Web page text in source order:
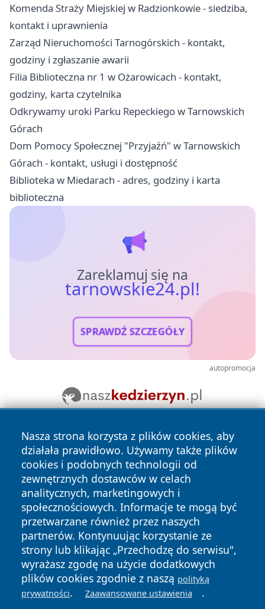
Komenda Straży Miejskiej w Radzionkowie - siedziba,
kontakt i uprawnienia
Zarząd Nieruchomości Tarnogórskich - kontakt,
godziny i zgłaszanie awarii
Filia Biblioteczna nr 1 w Ożarowicach - kontakt,
godziny, karta czytelnika
Odkrywamy uroki Parku Repeckiego w Tarnowskich
Górach
Dom Pomocy Społecznej "Przyjaźń" w Tarnowskich
Górach - kontakt, usługi i dostępność
Biblioteka w Miedarach - adres, godziny i karta
biblioteczna
Zareklamuj się na
tarnowskie24.pl!
SPRAWDŹ SZCZEGÓŁY
autopromocja
Nasza strona korzysta z plików cookies, aby
działała prawidłowo. Używamy także plików
cookies i podobnych technologii od
zewnętrznych dostawców w celach
analitycznych, marketingowych i
społecznościowych. Informacje te mogą być
przetwarzane również przez naszych
partnerów. Kontynuując korzystanie ze
strony lub klikając „Przechodzę do serwisu",
wyrażasz zgodę na użycie dodatkowych
plików cookies zgodnie z naszą polityką
prywatności. Zaawansowane ustawienia .
Copyright © 2026 tarnowskie24.pl Wszystkie prawa
zastrzeżone.
News Autorzy
Polityka
Prywatności
Polityka
Cookies